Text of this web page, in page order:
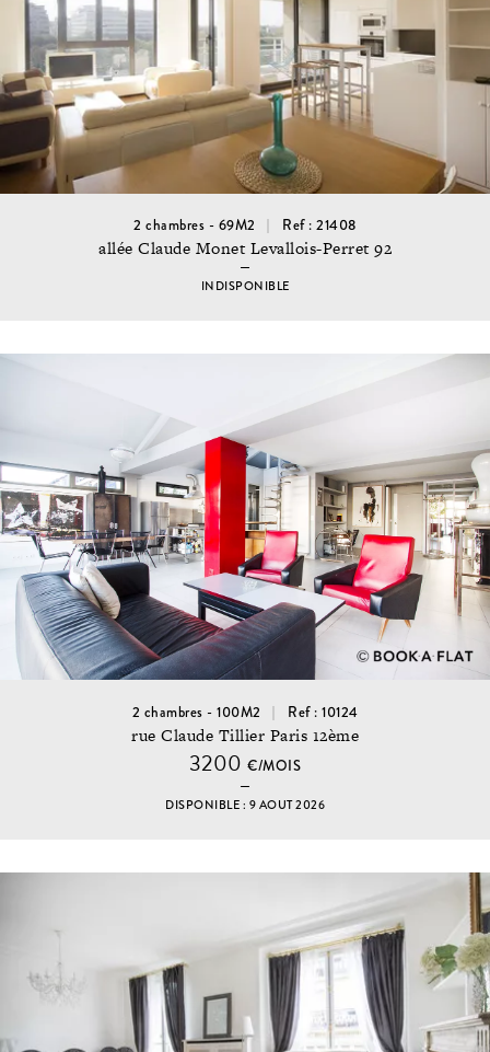
2 chambres - 69M2 Ref : 21408
allée Claude Monet Levallois-Perret 92
INDISPONIBLE
2 chambres - 100M2 Ref : 10124
rue Claude Tillier Paris 12ème
3200€/MOIS
DISPONIBLE : 9 AOUT 2026